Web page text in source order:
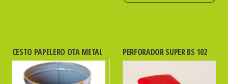
CESTO PAPELERO OTA METAL PERFORADOR SUPER BS 102